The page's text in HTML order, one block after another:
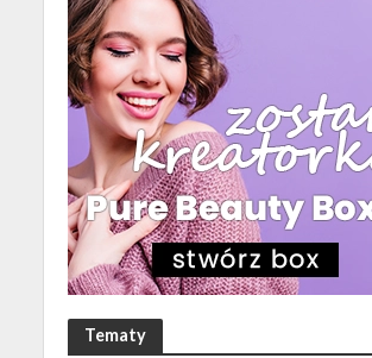
Tematy